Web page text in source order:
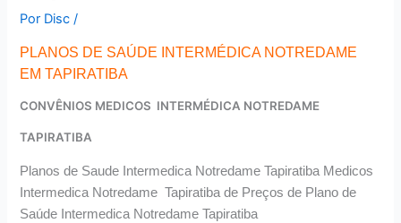
Por Disc/
PLANOS DE SAÚDE INTERMÉDICA NOTREDAME
EM TAPIRATIBA
CONVÊNIOS MEDICOS INTERMÉDICA NOTREDAME
TAPIRATIBA
Planos de Saude Intermedica Notredame Tapiratiba Medicos
Intermedica Notredame Tapiratiba de Preços de Plano de
Saúde Intermedica Notredame Tapiratiba